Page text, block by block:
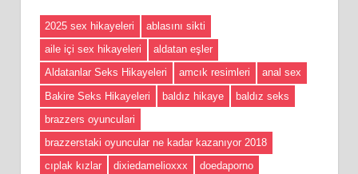
2025 sex hikayeleri
ablasını sikti
aile içi sex hikayeleri
aldatan eşler
Aldatanlar Seks Hikayeleri
amcık resimleri
anal sex
Bakire Seks Hikayeleri
baldız hikaye
baldız seks
brazzers oyunculari
brazzerstaki oyuncular ne kadar kazanıyor 2018
cıplak kızlar
dixiedamelioxxx
doedaporno